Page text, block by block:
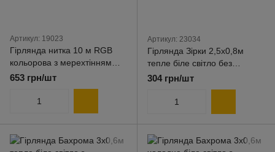
Артикул: 19023
Гірлянда нитка 10 м RGB
кольорова з мерехтінням
IP44 прозорий кабель ПВХ
653 грн/шт
Артикул: 23034
Гірлянда Зірки 2,5x0,8м
тепле біле світло без
мерехтіння арт. 23034
304 грн/шт